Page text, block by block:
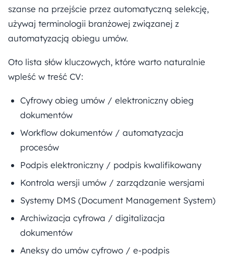
szanse na przejście przez automatyczną selekcję,
używaj terminologii branżowej związanej z
automatyzacją obiegu umów.
Oto lista słów kluczowych, które warto naturalnie
wpleść w treść CV:
Cyfrowy obieg umów / elektroniczny obieg
dokumentów
Workflow dokumentów / automatyzacja
procesów
Podpis elektroniczny / podpis kwalifikowany
Kontrola wersji umów / zarządzanie wersjami
Systemy DMS (Document Management System)
Archiwizacja cyfrowa / digitalizacja
dokumentów
Aneksy do umów cyfrowo / e-podpis